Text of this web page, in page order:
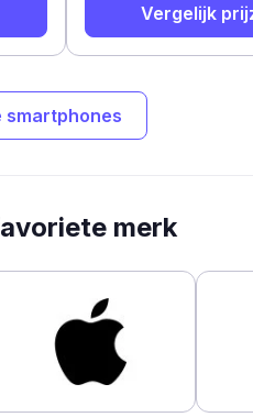
Vergelijk
smartphones
merk